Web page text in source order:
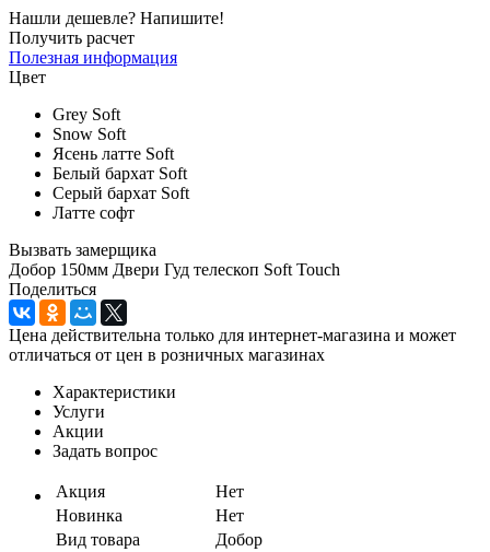
Нашли дешевле? Напишите!
Получить расчет
Полезная информация
Цвет
Grey Soft
Snow Soft
Ясень латте Soft
Белый бархат Soft
Серый бархат Soft
Латте софт
Вызвать замерщика
Добор 150мм Двери Гуд телескоп Soft Touch
Поделиться
Цена действительна только для интернет-магазина и может
отличаться от цен в розничных магазинах
Характеристики
Услуги
Акции
Задать вопрос
Акция
Нет
Новинка
Нет
Вид товара
Добор